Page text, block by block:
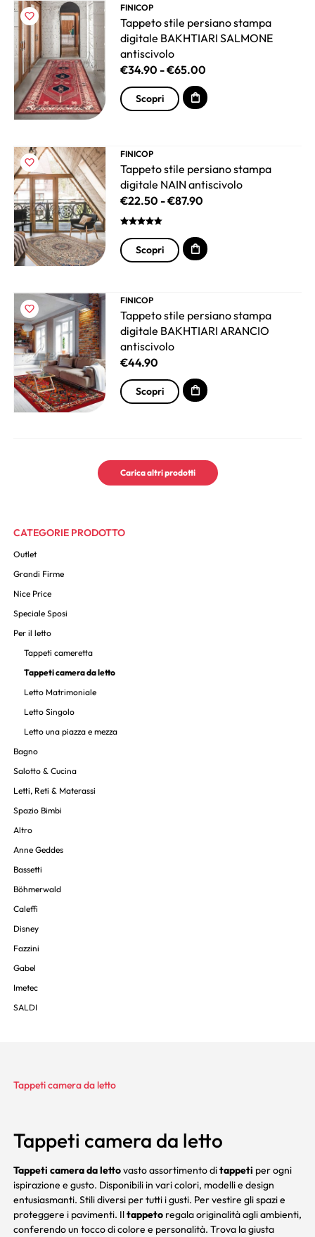
CATEGORIE PRODOTTO
Outlet
Grandi Firme
Nice Price
Speciale Sposi
Per il letto
Tappeti cameretta
Tappeti camera da letto
Letto Matrimoniale
Letto Singolo
Letto una piazza e mezza
Bagno
Salotto & Cucina
Letti, Reti & Materassi
Spazio Bimbi
Altro
Anne Geddes
Bassetti
Böhmerwald
Caleffi
Disney
Fazzini
Gabel
Imetec
SALDI
FINICOP
Tappeto stile persiano stampa
digitale BAKHTIARI SALMONE
antiscivolo
€34.90 -€65.00
Scopri
FINICOP
Tappeto stile persiano stampa
digitale NAIN antiscivolo
€22.50 -€87.90
Scopri
FINICOP
Tappeto stile persiano stampa
digitale BAKHTIARI ARANCIO
antiscivolo
€44.90
Scopri
Carica altri prodotti
Tappeti camera da letto
Tappeti camera da letto
Tappeti camera da lettovasto assortimento ditappeti per ogni
ispirazione e gusto. Disponibili in vari colori, modelli e design
entusiasmanti. Stili diversi per tutti i gusti. Per vestire gli spazi e
proteggere i pavimenti. Iltappeto regala originalità agli ambienti,
conferendo un tocco di colore e personalità. Trova la giusta